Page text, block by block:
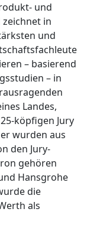
und
in
und
– basierend
– in
Landes,
köpfigen Jury
wurden aus
den Jury-
gehören
Hansgrohe
die
als